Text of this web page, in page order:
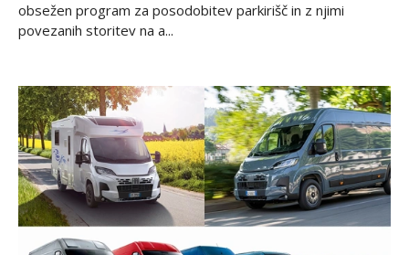
obsežen program za posodobitev parkirišč in z njimi
povezanih storitev na a...